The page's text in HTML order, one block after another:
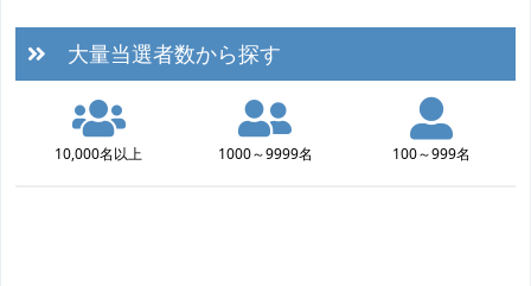
大量当選者数から探す
10,000名以上 1000～9999名 100～999名